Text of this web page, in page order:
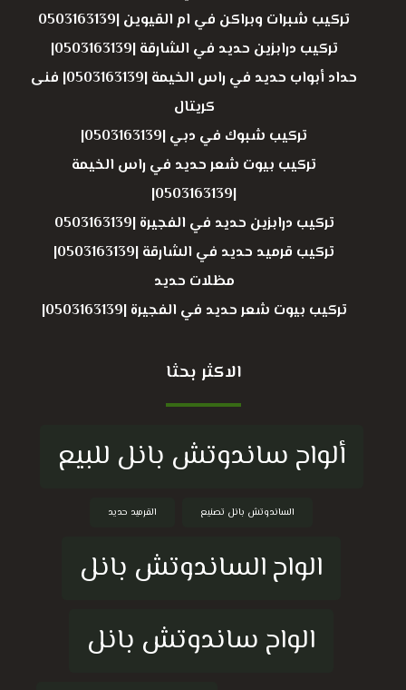
تركيب شبرات وبراكن في ام القيوين |0503163139
تركيب درابزين حديد في الشارقة |0503163139|
حداد أبواب حديد في راس الخيمة |0503163139| فنى
كريتال
تركيب شبوك في دبي |0503163139|
تركيب بيوت شعر حديد في راس الخيمة
|0503163139|
تركيب درابزين حديد في الفجيرة |0503163139
تركيب قرميد حديد في الشارقة |0503163139|
مظلات حديد
تركيب بيوت شعر حديد في الفجيرة |0503163139|
الاكثر بحثا
ألواح ساندوتش بانل للبيع
الساندوتش بانل تصنيع القرميد حديد
الواح الساندوتش بانل
الواح ساندوتش بانل